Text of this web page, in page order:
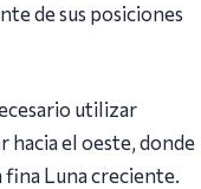
de sus posiciones
utilizar
hacia el oeste, donde
Luna creciente.